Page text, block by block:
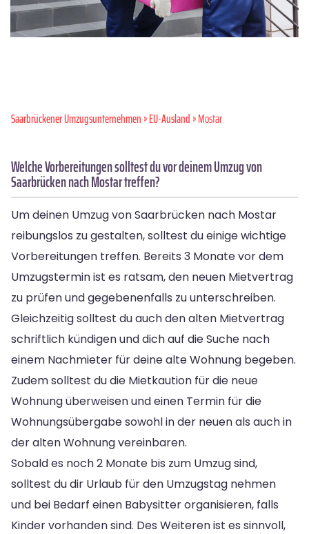
Saarbrückener Umzugsunternehmen»EU-Ausland» Mostar
Welche Vorbereitungen solltest du vor deinem Umzug von
Saarbrücken nach Mostar treffen?
Um deinen Umzug von Saarbrücken nach Mostar
reibungslos zu gestalten, solltest du einige wichtige
Vorbereitungen treffen. Bereits 3 Monate vor dem
Umzugstermin ist es ratsam, den neuen Mietvertrag
zu prüfen und gegebenenfalls zu unterschreiben.
Gleichzeitig solltest du auch den alten Mietvertrag
schriftlich kündigen und dich auf die Suche nach
einem Nachmieter für deine alte Wohnung begeben.
Zudem solltest du die Mietkaution für die neue
Wohnung überweisen und einen Termin für die
Wohnungsübergabe sowohl in der neuen als auch in
der alten Wohnung vereinbaren.
Sobald es noch 2 Monate bis zum Umzug sind,
solltest du dir Urlaub für den Umzugstag nehmen
und bei Bedarf einen Babysitter organisieren, falls
Kinder vorhanden sind. Des Weiteren ist es sinnvoll,